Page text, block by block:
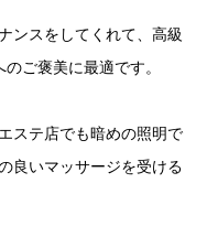
ンスをしてくれて、高級
ご褒美に最適です。
ステ店でも暗めの照明で
良いマッサージを受ける